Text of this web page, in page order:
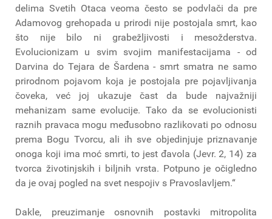
delima Svetih Otaca veoma često se podvlači da pre
Adamovog grehopada u prirodi nije postojala smrt, kao
što nije bilo ni grabežljivosti i mesožderstva.
Evolucionizam u svim svojim manifestacijama - od
Darvina do Tejara de Šardena - smrt smatra ne samo
prirodnom pojavom koja je postojala pre pojavljivanja
čoveka, već joj ukazuje čast da bude najvažniji
mehanizam same evolucije. Tako da se evolucionisti
raznih pravaca mogu međusobno razlikovati po odnosu
prema Bogu Tvorcu, ali ih sve objedinjuje priznavanje
onoga koji ima moć smrti, to jest đavola (Jevr. 2, 14) za
tvorca životinjskih i biljnih vrsta. Potpuno je očigledno
da je ovaj pogled na svet nespojiv s Pravoslavljem.“
Dakle, preuzimanje osnovnih postavki mitropolita